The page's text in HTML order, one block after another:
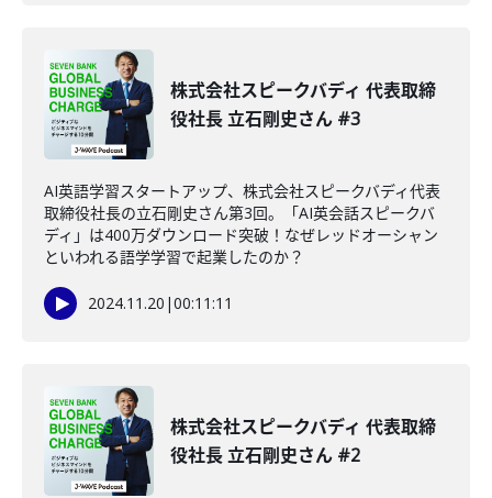
株式会社スピークバディ 代表取締
役社長 立石剛史さん #3
AI英語学習スタートアップ、株式会社スピークバディ代表
取締役社長の立石剛史さん第3回。「AI英会話スピークバ
ディ」は400万ダウンロード突破！なぜレッドオーシャン
といわれる語学学習で起業したのか？
2024.11.20 |00:11:11
株式会社スピークバディ 代表取締
役社長 立石剛史さん #2